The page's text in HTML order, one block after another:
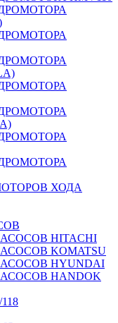
ХОДА
HITACHI
KOMATSU
HYUNDAI
HANDOK